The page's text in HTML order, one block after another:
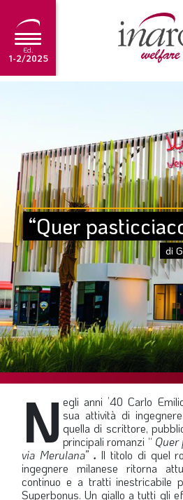
Ed.
1-2/2025
TUTORIAL
SCADENZARIO
ARCHIVIO
Ultima edizione
1-2/2025
SOMMARIO
EDITORIALE
PREVIDENZA
FOCUS
PROFESSIONE
TERZA PAGINA
LE FOTO DEL FIL ROUGE
IN QUESTO NUMERO
“Quer
di
N egli anni ’40 Carlo
sua attività di
quella di scrittore,
principali romanzi “ Quer
via Merulana” . Il titolo di quel
ingegnere milanese ritorna
continuo e a tratti inestricabile
Superbonus. Un giallo a tutti gli